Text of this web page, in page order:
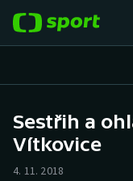
Hokej
Sestřih a
Vítkovice
4. 11. 2018